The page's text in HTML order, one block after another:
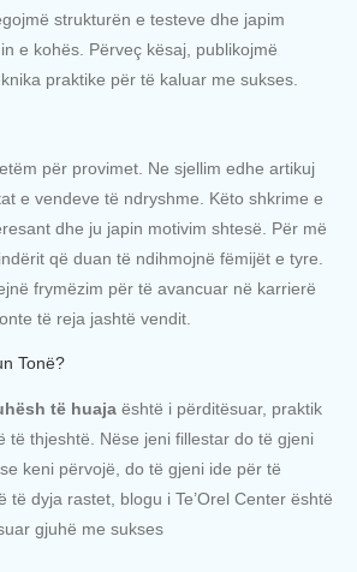
strukturën e testeve dhe japim
e kohës. Përveç kësaj, publikojmë
praktike për të kaluar me sukses.
për provimet. Ne sjellim edhe artikuj
e vendeve të ndryshme. Këto shkrime e
dhe ju japin motivim shtesë. Për më
që duan të ndihmojnë fëmijët e tyre.
frymëzim për të avancuar në karrierë
të reja jashtë vendit.
Tonë?
të huaja është i përditësuar, praktik
të thjeshtë. Nëse jeni fillestar do të gjeni
keni përvojë, do të gjeni ide për të
të dyja rastet, blogu i Te’Orel Center është
gjuhë me sukses